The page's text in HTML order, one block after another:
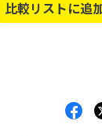
比較リストに追